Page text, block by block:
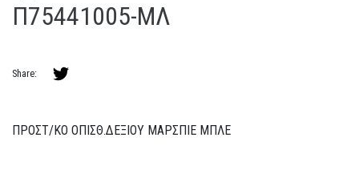
Π75441005-MΛ
Share:
ΠΡΟΣΤ/ΚΟ ΟΠΙΣΘ.ΔΕΞΙΟΥ ΜΑΡΣΠΙΕ ΜΠΛΕ